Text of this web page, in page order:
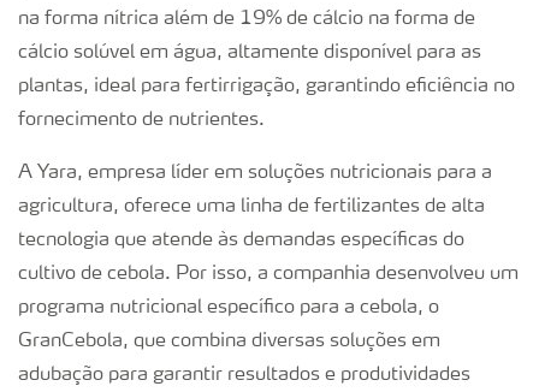
na forma nítrica além de 19% de cálcio na forma de
cálcio solúvel em água, altamente disponível para as
plantas, ideal para fertirrigação, garantindo eficiência no
fornecimento de nutrientes.
A Yara, empresa líder em soluções nutricionais para a
agricultura, oferece uma linha de fertilizantes de alta
tecnologia que atende às demandas específicas do
cultivo de cebola. Por isso, a companhia desenvolveu um
programa nutricional específico para a cebola, o
GranCebola, que combina diversas soluções em
adubação para garantir resultados e produtividades